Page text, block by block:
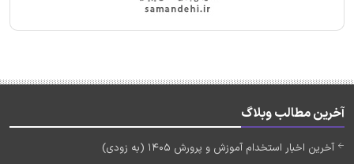
آخرین مطالب وبلاگ
آخرین اخبار استخدام آموزش و پرورش 1405 (به زودی)